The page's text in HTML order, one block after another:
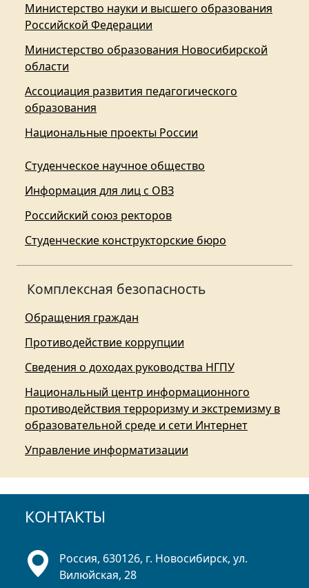
Министерство науки и высшего образования
Российской Федерации
Министерство образования Новосибирской
области
Ассоциация развития педагогического
образования
Национальные проекты России
Студенческое научное общество
Информация для лиц с ОВЗ
Российский союз ректоров
Студенческие конструкторские бюро
Комплексная безопасность
Обращения граждан
Противодействие коррупции
Сведения о доходах руководства НГПУ
Национальный центр информационного
противодействия терроризму и экстремизму в
образовательной среде и сети Интернет
Управление информатизации
КОНТАКТЫ
Россия, 630126, г. Новосибирск, ул.
Вилюйская, 28